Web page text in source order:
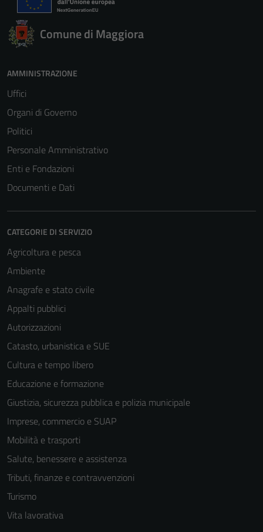
Comune di Maggiora
AMMINISTRAZIONE
Uffici
Organi di Governo
Politici
Personale Amministrativo
Enti e Fondazioni
Documenti e Dati
CATEGORIE DI SERVIZIO
Agricoltura e pesca
Ambiente
Anagrafe e stato civile
Appalti pubblici
Autorizzazioni
Catasto, urbanistica e SUE
Cultura e tempo libero
Educazione e formazione
Giustizia, sicurezza pubblica e polizia municipale
Imprese, commercio e SUAP
Mobilità e trasporti
Salute, benessere e assistenza
Tributi, finanze e contravvenzioni
Turismo
Vita lavorativa